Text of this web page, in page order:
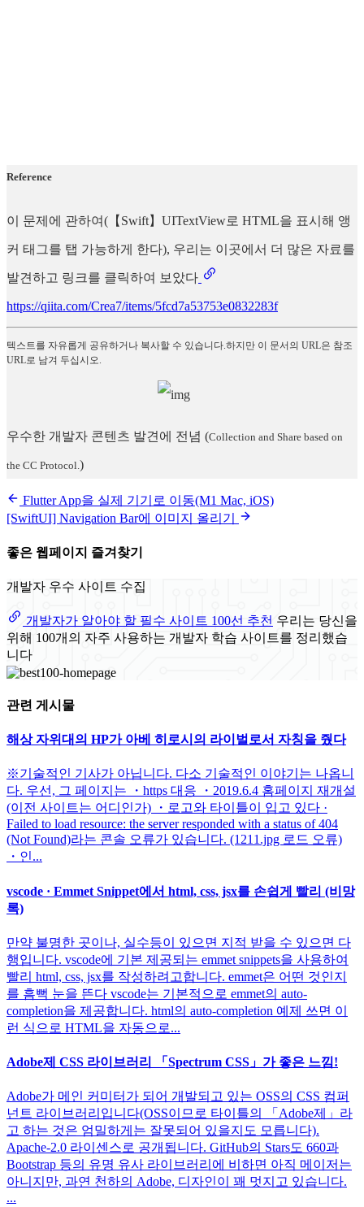
Reference
이 문제에 관하여(【Swift】UITextView로 HTML을 표시해 앵
커 태그를 탭 가능하게 한다), 우리는 이곳에서 더 많은 자료를
발견하고 링크를 클릭하여 보았다
https://qiita.com/Crea7/items/5fcd7a53753e0832283f
텍스트를 자유롭게 공유하거나 복사할 수 있습니다.하지만 이 문서의 URL은 참조
URL로 남겨 두십시오.
우수한 개발자 콘텐츠 발견에 전념 (Collection and Share based on
the CC Protocol. )
Flutter App을 실제 기기로 이동(M1 Mac, iOS)
[SwiftUI] Navigation Bar에 이미지 올리기
좋은 웹페이지 즐겨찾기
개발자 우수 사이트 수집
개발자가 알아야 할 필수 사이트 100선 추천 우리는 당신을
위해 100개의 자주 사용하는 개발자 학습 사이트를 정리했습
니다
관련 게시물
해상 자위대의 HP가 아베 히로시의 라이벌로서 자칭을 줬다
※기술적인 기사가 아닙니다. 다소 기술적인 이야기는 나옵니
다. 우선, 그 페이지는 ・https 대응 ・2019.6.4 홈페이지 재개설
(이전 사이트는 어디인가) ・로고와 타이틀이 입고 있다 ·
Failed to load resource: the server responded with a status of 404
(Not Found)라는 콘솔 오류가 있습니다. (1211.jpg 로드 오류)
・인...
vscode · Emmet Snippet에서 html, css, jsx를 손쉽게 빨리 (비망
록)
만약 불명한 곳이나, 실수등이 있으면 지적 받을 수 있으면 다
행입니다. vscode에 기본 제공되는 emmet snippets을 사용하여
빨리 html, css, jsx를 작성하려고합니다. emmet은 어떤 것인지
를 흠뻑 눈을 뜬다 vscode는 기본적으로 emmet의 auto-
completion을 제공합니다. html의 auto-completion 예제 쓰면 이
런 식으로 HTML을 자동으로...
Adobe제 CSS 라이브러리 「Spectrum CSS」가 좋은 느낌!
Adobe가 메인 커미터가 되어 개발되고 있는 OSS의 CSS 컴퍼
넌트 라이브러리입니다(OSS이므로 타이틀의 「Adobe제」라
고 하는 것은 엄밀하게는 잘못되어 있을지도 모릅니다).
Apache-2.0 라이센스로 공개됩니다. GitHub의 Stars도 660과
Bootstrap 등의 유명 유사 라이브러리에 비하면 아직 메이저는
아니지만, 과연 천하의 Adobe, 디자인이 꽤 멋지고 있습니다.
...